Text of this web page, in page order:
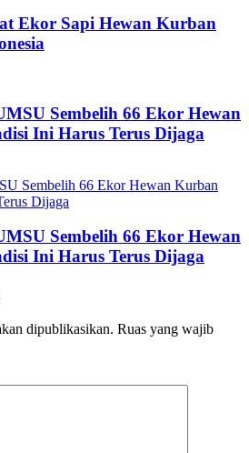
Ekor Sapi Hewan Kurban
Sembelih 66 Ekor Hewan
Ini Harus Terus Dijaga
Sembelih 66 Ekor Hewan
Ini Harus Terus Dijaga
dipublikasikan. Ruas yang wajib